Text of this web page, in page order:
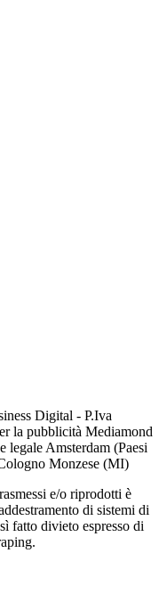
Digital - P.Iva
la pubblicità Mediamond
Amsterdam (Paesi
Monzese (MI)
e/o riprodotti è
di sistemi di
fatto divieto espresso di